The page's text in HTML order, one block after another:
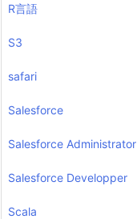
R言語
S3
safari
Salesforce
Salesforce Administrator
Salesforce Developper
Scala